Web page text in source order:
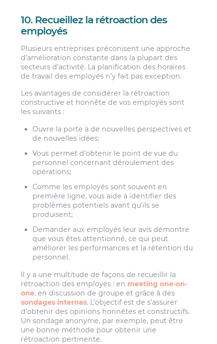
10. Recueillez la rétroaction des
employés
Plusieurs entreprises préconisent une approche
d’amélioration constante dans la plupart des
secteurs d’activité. La planification des horaires
de travail des employés n’y fait pas exception.
Les avantages de considérer la rétroaction
constructive et honnête de vos employés sont
les suivants :
Ouvre la porte à de nouvelles perspectives et
de nouvelles idées;
Vous permet d’obtenir le point de vue du
personnel concernant déroulement des
opérations;
Comme les employés sont souvent en
première ligne, vous aide à identifier des
problèmes potentiels avant qu’ils se
produisent;
Demander aux employés leur avis démontre
que vous êtes attentionné, ce qui peut
améliorer les performances et la rétention du
personnel.
Il y a une multitude de façons de recueillir la
rétroaction des employés : en meeting one-on-
one, en discussion de groupe et grâce à des
sondages internes. L’objectif est de s’assurer
d’obtenir des opinions honnêtes et constructifs.
Un sondage anonyme, par exemple, peut être
une bonne méthode pour obtenir une
rétroaction pertinente.